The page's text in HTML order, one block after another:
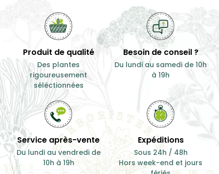
Produit de qualité
Des plantes
rigoureusement
séléctionnées
Besoin de conseil ?
Du lundi au samedi de 10h
à 19h
Service après-vente
Du lundi au vendredi de
10h à 19h
Expéditions
Sous 24h / 48h
Hors week-end et jours